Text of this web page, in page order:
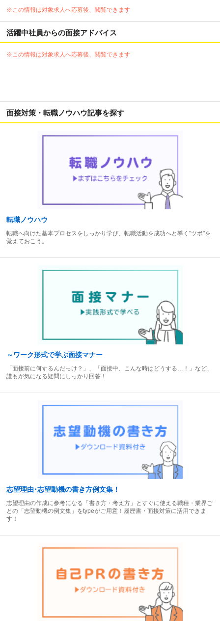
※この情報は対象求人へ応募後、閲覧できます
活躍中社員からの面接アドバイス
※この情報は対象求人へ応募後、閲覧できます
面接対策・転職ノウハウ記事を探す
転職ノウハウ
転職へ向けた基本プロセスをしっかり学び、転職活動を成功へと導く"ツボ"を
覚えておこう。
～ワーク形式で学ぶ面接マナー
「面接前に何するんだっけ？」、「面接中、こんな時はどうする…！」など、
誰もが気になる疑問にしっかり回答！
志望理由･志望動機の書き方例文集！
志望理由の作成に参考になる「書き方・考え方」とすぐに使える職種・業界ご
との「志望動機の例文集」をtypeがご用意！履歴書・面接対策に活用できま
す！